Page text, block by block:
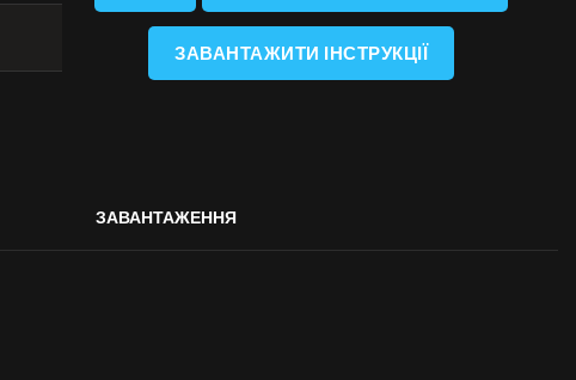
ЗАВАНТАЖИТИ ІНСТРУКЦІЇ
ЗАВАНТАЖЕННЯ